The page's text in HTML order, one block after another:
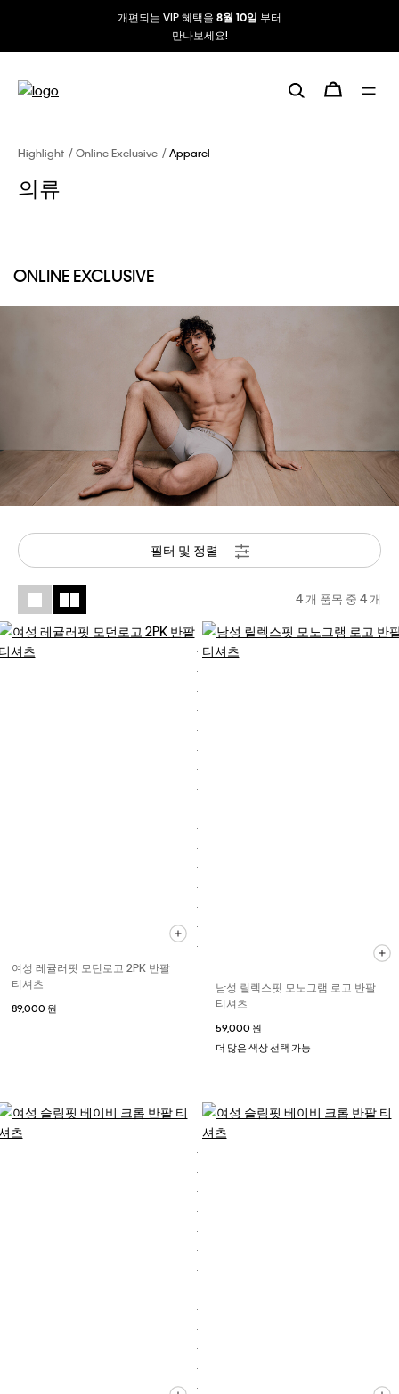
개편되는 VIP 혜택을 8월 10일 부터
만나보세요!
Highlight Online Exclusive Apparel
의류
ONLINE EXCLUSIVE
필터 및 정렬
4 개 품목 중 4 개
여성 레귤러핏 모던로고 2PK 반팔
티셔츠
89,000 원
남성 릴렉스핏 모노그램 로고 반팔
티셔츠
59,000 원
더 많은 색상 선택 가능